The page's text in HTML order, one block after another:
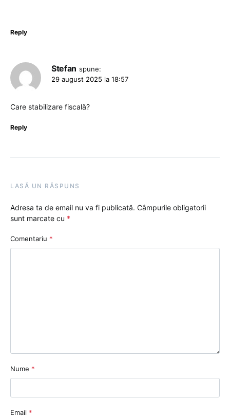
Reply
Stefan spune:
29 august 2025 la 18:57
Care stabilizare fiscală?
Reply
LASĂ UN RĂSPUNS
Adresa ta de email nu va fi publicată. Câmpurile obligatorii
sunt marcate cu *
Comentariu *
Nume *
Email *